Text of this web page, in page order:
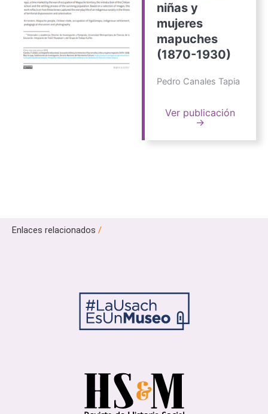
niñas y
mujeres
mapuches
(1870-1930)
Pedro Canales Tapia
Ver publicación
→
Enlaces relacionados /